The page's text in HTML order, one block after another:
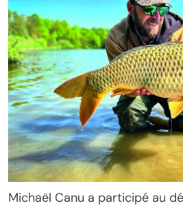
Michaël Canu a participé au